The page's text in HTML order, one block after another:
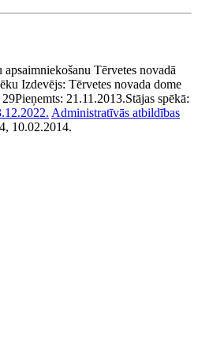
Tērvetes novadā
Izdevējs: Tērvetes novada dome
29Pieņemts: 21.11.2013.Stājas spēkā:
Administratīvās atbildības
10.02.2014.